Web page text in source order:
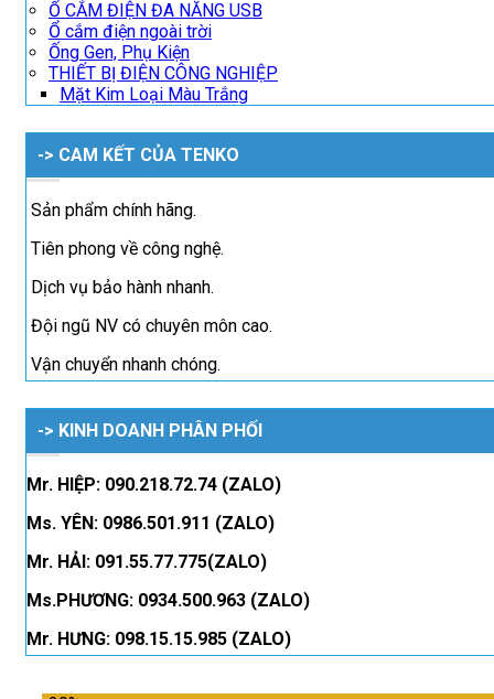
Ổ CẮM ĐIỆN ĐA NĂNG USB
Ổ cắm điện ngoài trời
Ống Gen, Phụ Kiện
THIẾT BỊ ĐIỆN CÔNG NGHIỆP
Mặt Kim Loại Màu Trắng
-> CAM KẾT CỦA TENKO
Sản phẩm chính hãng.
Tiên phong về công nghệ.
Dịch vụ bảo hành nhanh.
Đội ngũ NV có chuyên môn cao.
Vận chuyển nhanh chóng.
-> KINH DOANH PHÂN PHỐI
Mr. HIỆP: 090.218.72.74 (ZALO)
Ms. YÊN: 0986.501.911 (ZALO)
Mr. HẢI: 091.55.77.775(ZALO)
Ms.PHƯƠNG: 0934.500.963 (ZALO)
Mr. HƯNG: 098.15.15.985 (ZALO)